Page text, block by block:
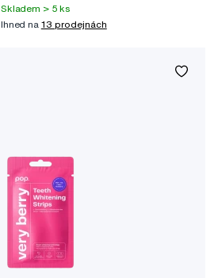
Skladem > 5 ks
Ihned na 13 prodejnách